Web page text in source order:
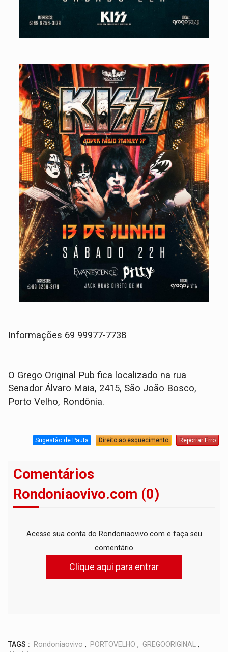
Informações 69 99977-7738
O Grego Original Pub fica localizado na rua
Senador Álvaro Maia, 2415, São João Bosco,
Porto Velho, Rondônia.
Sugestão de Pauta Direito ao esquecimento Reportar Erro
Comentários
Rondoniaovivo.com (0)
Acesse sua conta do Rondoniaovivo.com e faça seu
comentário
Clique aqui para entrar
TAGS : Rondoniaovivo , PORTOVELHO , GREGOORIGINAL ,